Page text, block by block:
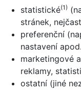
statistické(1)
stránek,
preferenční
nastavení
marketingové
reklamy,
ostatní (jiné